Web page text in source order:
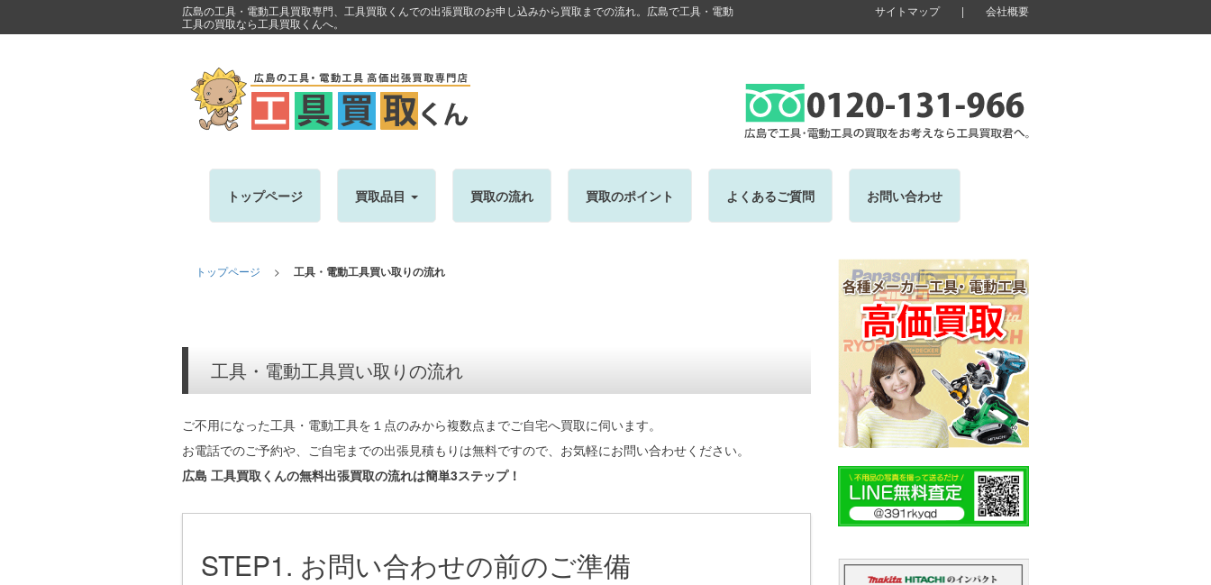
広島の工具・電動工具買取専門、工具買取くんでの出張買取のお申し込みから買取までの流れ。広島で工具・電動
工具の買取なら工具買取くんへ。
サイトマップ| 会社概要
トップページ 買取品目 買取の流れ 買取のポイント よくあるご質問 お問い合わせ
トップページ > 工具・電動工具買い取りの流れ
工具・電動工具買い取りの流れ
ご不用になった工具・電動工具を１点のみから複数点までご自宅へ買取に伺います。
お電話でのご予約や、ご自宅までの出張見積もりは無料ですので、お気軽にお問い合わせください。
広島 工具買取くんの無料出張買取の流れは簡単3ステップ！
STEP1. お問い合わせの前のご準備